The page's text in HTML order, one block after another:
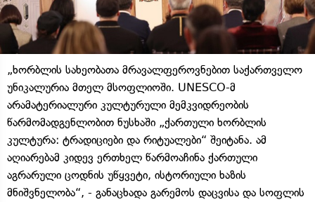
„ხორბლის სახეობათა მრავალფეროვნებით საქართველო
უნიკალურია მთელ მსოფლიოში. UNESCO-მ
არამატერიალური კულტურული მემკვიდრეობის
წარმომადგენლობით ნუსხაში „ქართული ხორბლის
კულტურა: ტრადიციები და რიტუალები“ შეიტანა. ამ
აღიარებამ კიდევ ერთხელ წარმოაჩინა ქართული
აგრარული ცოდნის უწყვეტი, ისტორიული ხაზის
მნიშვნელობა“, - განაცხადა გარემოს დაცვისა და სოფლის